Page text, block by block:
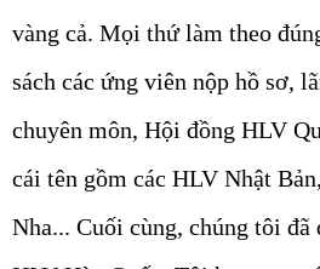
vàng cả. Mọi thứ làm theo
sách các ứng viên nộp hồ sơ,
chuyên môn, Hội đồng HLV
cái tên gồm các HLV Nhật
Nha... Cuối cùng, chúng tôi